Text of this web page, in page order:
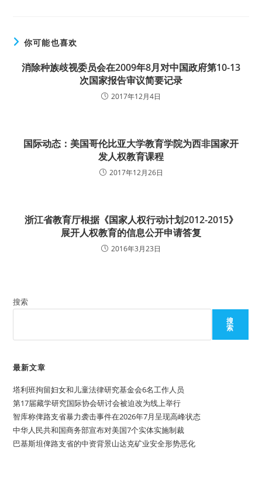
你可能也喜欢
消除种族歧视委员会在2009年8月对中国政府第10-13
次国家报告审议简要记录
2017年12月4日
国际动态：美国哥伦比亚大学教育学院为西非国家开
发人权教育课程
2017年12月26日
浙江省教育厅根据《国家人权行动计划2012-2015》
展开人权教育的信息公开申请答复
2016年3月23日
搜索
搜
索
最新文章
塔利班拘留妇女和儿童法律研究基金会6名工作人员
第17届藏学研究国际协会研讨会被迫改为线上举行
智库称俾路支省暴力袭击事件在2026年7月呈现高峰状态
中华人民共和国商务部宣布对美国7个实体实施制裁
巴基斯坦俾路支省的中资背景山达克矿业安全形势恶化